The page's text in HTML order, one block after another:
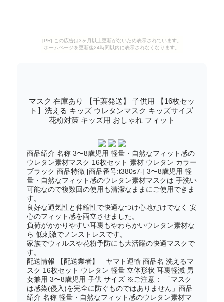
[PR] この広告は3ヶ月以上更新がないため表示されています。
ホームページを更新後24時間以内に表示されなくなります。
マスク 在庫あり 【千葉発送】 子供用 【16枚セッ
ト】洗える キッズ ウレタンマスク キッズサイズ
花粉対策 キッズ用 おしゃれ フィット
商品紹介 名称 3〜8歳児用 軽量・自然なフィット感の
ウレタン素材マスク 16枚セット 素材 ウレタン カラー
ブラック 商品特徴 [商品番号:t380s7-] 3〜8歳児用 軽
量・自然なフィット感のウレタン素材マスクは 手洗い
可能なので複数回の使用も清潔なままにご使用できま
す。
良好な通気性と伸縮性で快適なつけ心地だけでなく 安
心のフィット感を両立させました。
負荷がかかりやすい耳裏もやわらかいウレタン素材な
ら 低刺激でノンストレスです。
家族でウィルスや花粉予防にも大活躍の快適マスクで
す。
配送情報 【配送業者】 ヤマト運輸 商品名 洗えるマ
スク 16枚セット ウレタン 軽量 立体形状 耳裏軽減 男
女兼用 3〜8歳児用 子供 サイズ ※ご注意： 「マスク
は感染(侵入)を完全に防ぐものではありません」商品
紹介 名称 軽量・自然なフィット感のウレタン素材マ